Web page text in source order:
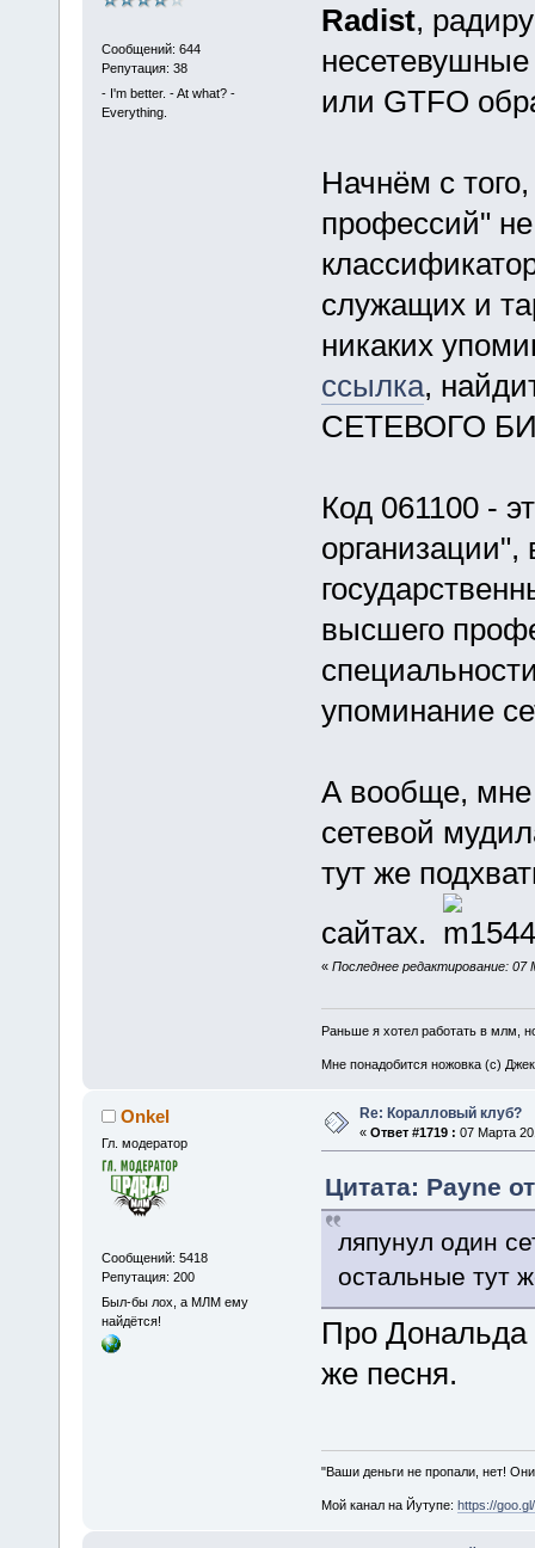
Сообщений: 644
Репутация: 38
- I'm better. - At what? -
Everything.
Radist,
или GTFO
Начнём с
профессий"
служащих и
никаких
ссылка,
СЕТЕВОГО
Код 061100 -
организации",
высшего
упоминание
А вообще, мне
сетевой
тут же
сайтах.
« Последнее редактирование:
Раньше я хотел работать в млм,
Мне понадобится ножовка (с)
Onkel
Гл. модератор
Сообщений: 5418
Репутация: 200
Был-бы лох, а МЛМ ему
найдётся!
Re: Коралловый клуб?
« Ответ #1719 : 07 Марта
Цитата: Payne
ляпунул один
остальные тут
Про
же песня.
"Ваши деньги не пропали, нет!
Мой канал на Йутупе: https://